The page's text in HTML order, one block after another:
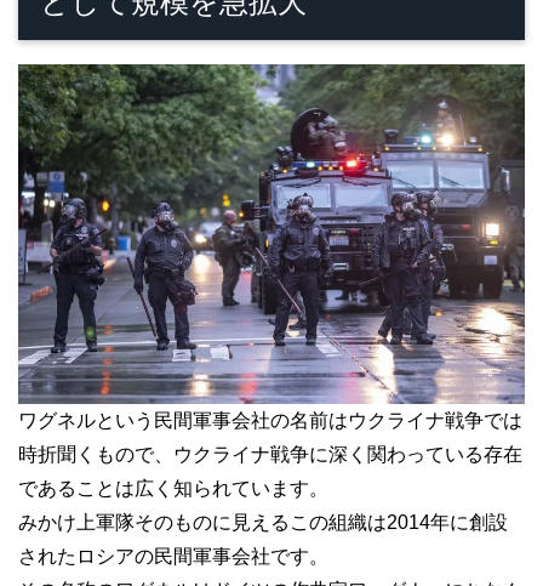
ワグネルという民間軍事会社の名前はウクライナ戦争では
時折聞くもので、ウクライナ戦争に深く関わっている存在
であることは広く知られています。
みかけ上軍隊そのものに見えるこの組織は2014年に創設
されたロシアの民間軍事会社です。